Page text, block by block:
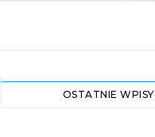
OSTATNIE WPISY